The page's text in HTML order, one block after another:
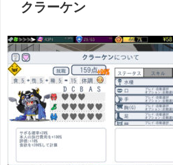
クラーケン